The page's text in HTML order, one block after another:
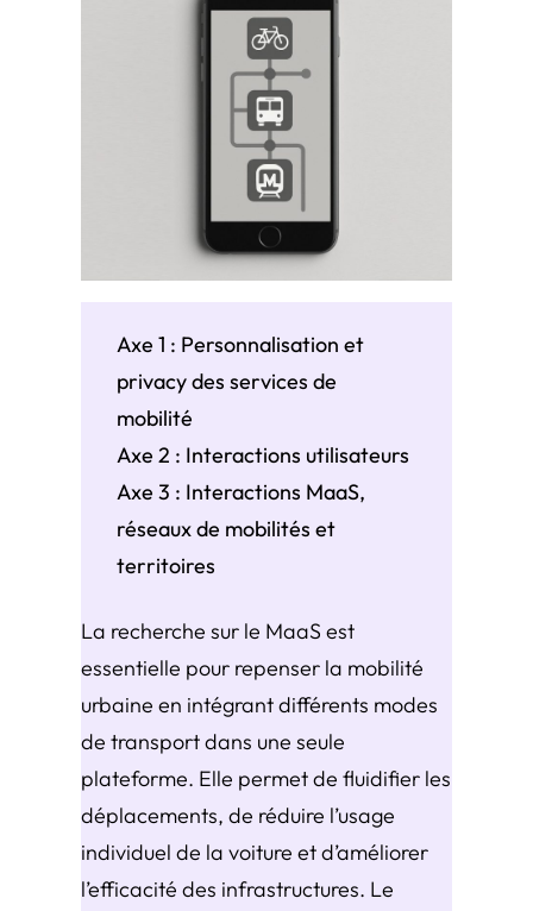
Axe 1 : Personnalisation et
privacy des services de
mobilité
Axe 2 : Interactions utilisateurs
Axe 3 : Interactions MaaS,
réseaux de mobilités et
territoires
La recherche sur le MaaS est
essentielle pour repenser la mobilité
urbaine en intégrant différents modes
de transport dans une seule
plateforme. Elle permet de fluidifier les
déplacements, de réduire l’usage
individuel de la voiture et d’améliorer
l’efficacité des infrastructures. Le